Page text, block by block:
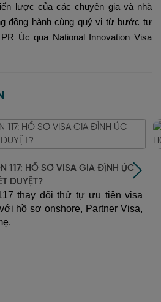
lược của các chuyên gia và nhà
đồng hành cùng quý vị từ bước tư
Úc qua National Innovation Visa
117: HỒ SƠ VISA GIA ĐÌNH ÚC
DUYỆT?
thay đổi thứ tự ưu tiên visa
hồ sơ onshore, Partner Visa,